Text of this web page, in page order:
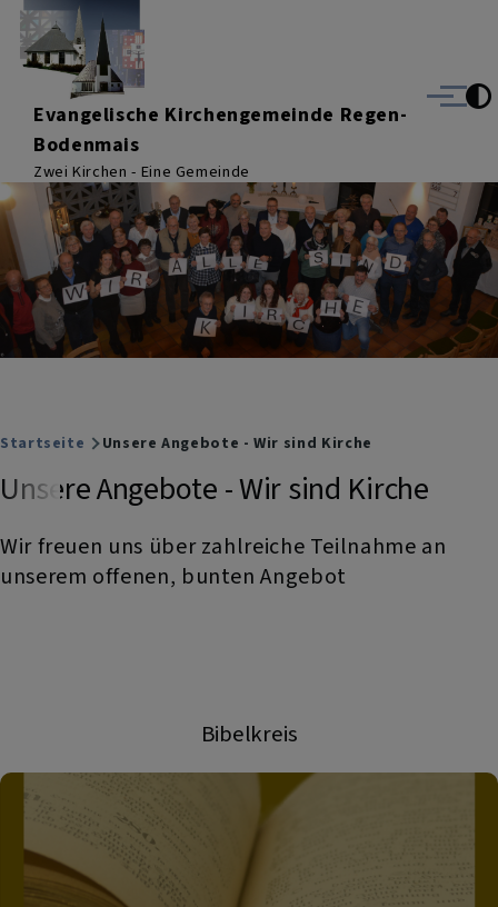
Direkt zum Inhalt
Evangelische Kirchengemeinde Regen-
Bodenmais
Zwei Kirchen - Eine Gemeinde
Menü
Breadcrumb
Startseite Unsere Angebote - Wir sind Kirche
Unsere Angebote - Wir sind Kirche
Wir freuen uns über zahlreiche Teilnahme an
unserem offenen, bunten Angebot
Bibelkreis